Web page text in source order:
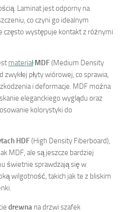
Laminat jest odporny na
co czyni go idealnym
często występuje kontakt z różnymi
materiał MDF(Medium Density
zwykłej płyty wiórowej, co sprawia,
i deformacje. MDF można
eleganckiego wyglądu oraz
kolorystyki do
HDF(High Density Fiberboard),
MDF, ale są jeszcze bardziej
świetnie sprawdzają się w
wilgotność, takich jak te z bliskim
drewna na drzwi szafek